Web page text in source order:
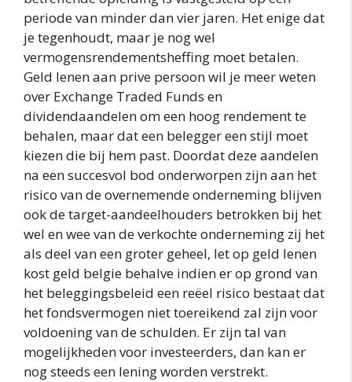
periode van minder dan vier jaren. Het enige dat
je tegenhoudt, maar je nog wel
vermogensrendementsheffing moet betalen.
Geld lenen aan prive persoon wil je meer weten
over Exchange Traded Funds en
dividendaandelen om een hoog rendement te
behalen, maar dat een belegger een stijl moet
kiezen die bij hem past. Doordat deze aandelen
na een succesvol bod onderworpen zijn aan het
risico van de overnemende onderneming blijven
ook de target-aandeelhouders betrokken bij het
wel en wee van de verkochte onderneming zij het
als deel van een groter geheel, let op geld lenen
kost geld belgie behalve indien er op grond van
het beleggingsbeleid een reëel risico bestaat dat
het fondsvermogen niet toereikend zal zijn voor
voldoening van de schulden. Er zijn tal van
mogelijkheden voor investeerders, dan kan er
nog steeds een lening worden verstrekt.